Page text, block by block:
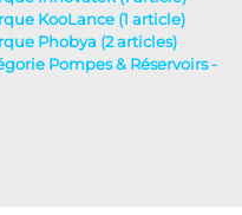
KooLance (1 article)
Phobya (2 articles)
Pompes & Réservoirs -